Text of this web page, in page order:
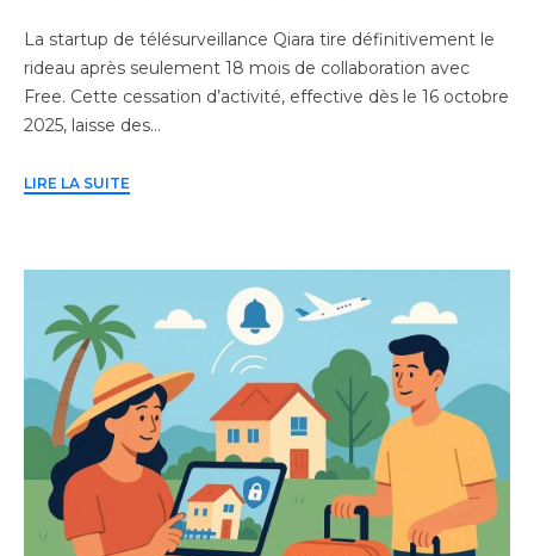
La startup de télésurveillance Qiara tire définitivement le
rideau après seulement 18 mois de collaboration avec
Free. Cette cessation d’activité, effective dès le 16 octobre
2025, laisse des…
LIRE LA SUITE